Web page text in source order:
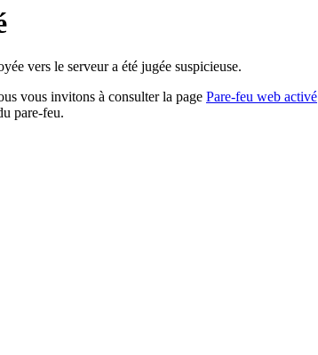
vers le serveur a été jugée suspicieuse.
vous invitons à consulter la page Pare-feu web activé
pare-feu.